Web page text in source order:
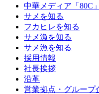
中華メディア「80C」
サメを知る
フカヒレを知る
サメ漁を知る
サメ漁を知る
採用情報
社長挨拶
沿革
営業拠点・グループ